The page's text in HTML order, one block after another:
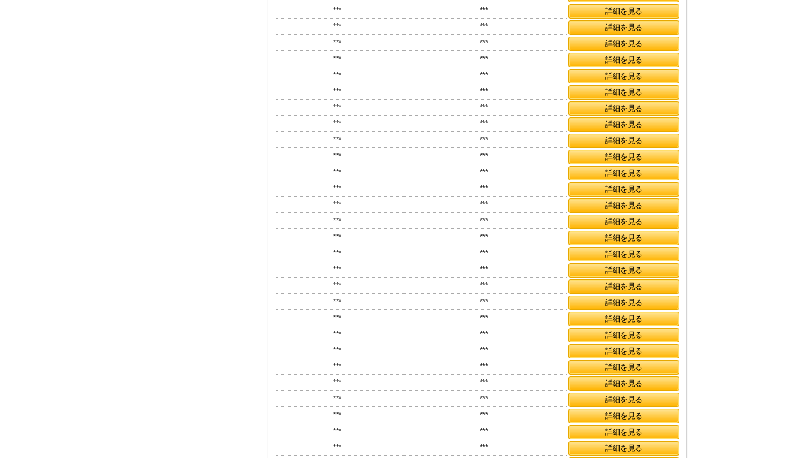
***
***
詳細を見る
***
***
詳細を見る
***
***
詳細を見る
***
***
詳細を見る
***
***
詳細を見る
***
***
詳細を見る
***
***
詳細を見る
***
***
詳細を見る
***
***
詳細を見る
***
***
詳細を見る
***
***
詳細を見る
***
***
詳細を見る
***
***
詳細を見る
***
***
詳細を見る
***
***
詳細を見る
***
***
詳細を見る
***
***
詳細を見る
***
***
詳細を見る
***
***
詳細を見る
***
***
詳細を見る
***
***
詳細を見る
***
***
詳細を見る
***
***
詳細を見る
***
***
詳細を見る
***
***
詳細を見る
***
***
詳細を見る
***
***
詳細を見る
***
*** 詳細を見る